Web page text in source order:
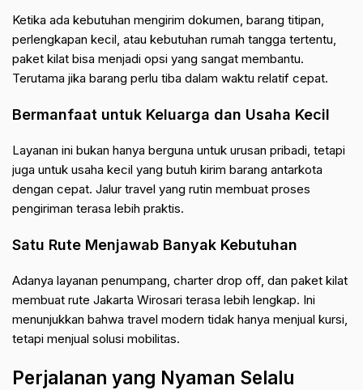
Ketika ada kebutuhan mengirim dokumen, barang titipan,
perlengkapan kecil, atau kebutuhan rumah tangga tertentu,
paket kilat bisa menjadi opsi yang sangat membantu.
Terutama jika barang perlu tiba dalam waktu relatif cepat.
Bermanfaat untuk Keluarga dan Usaha Kecil
Layanan ini bukan hanya berguna untuk urusan pribadi, tetapi
juga untuk usaha kecil yang butuh kirim barang antarkota
dengan cepat. Jalur travel yang rutin membuat proses
pengiriman terasa lebih praktis.
Satu Rute Menjawab Banyak Kebutuhan
Adanya layanan penumpang, charter drop off, dan paket kilat
membuat rute Jakarta Wirosari terasa lebih lengkap. Ini
menunjukkan bahwa travel modern tidak hanya menjual kursi,
tetapi menjual solusi mobilitas.
Perjalanan yang Nyaman Selalu